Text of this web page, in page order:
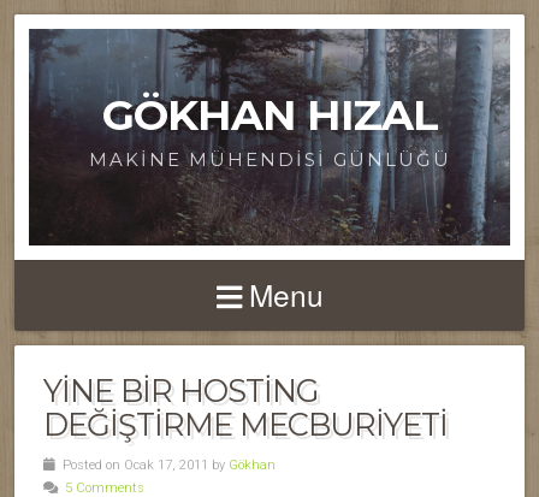
GÖKHAN HIZAL
MAKINE MÜHENDISI GÜNLÜĞÜ
Menu
YINE BIR HOSTING
DEĞIŞTIRME MECBURIYETI
Posted on Ocak 17, 2011 by Gökhan
5 Comments